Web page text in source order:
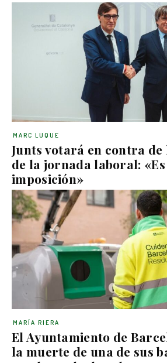
Junts votará en contra
de la jornada laboral:
imposición»
MARC LUQUE
El Ayuntamiento de
la muerte de una de sus
MARÍA RIERA